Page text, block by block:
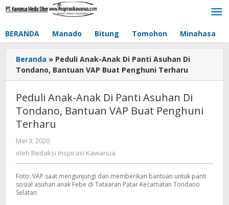
Lewati
BERANDA Manado Bitung Tomohon Minahasa
Beranda » Peduli Anak-Anak Di Panti Asuhan Di
Tondano, Bantuan VAP Buat Penghuni Terharu
Peduli Anak-Anak Di Panti Asuhan Di
Tondano, Bantuan VAP Buat Penghuni
Terharu
Mei 3, 2020
Redaksi
Inspirasi
oleh Redaksi Inspirasi Kawanua
Foto: VAP saat mengunjungi dan memberikan bantuan untuk panti
sosial asuhan anak Febe di Tataaran Patar Kecamatan Tondano
Selatan.